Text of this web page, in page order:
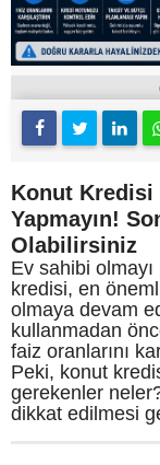
Konut Kredisi
Yapmayın!
Olabilirsiniz
Ev sahibi
kredisi, en
olmaya devam
kullanmadan
faiz oranlarını
Peki, konut
gerekenler
dikkat edilmesi